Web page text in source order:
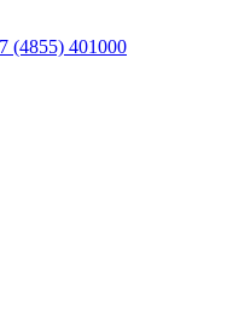
(4855) 401000